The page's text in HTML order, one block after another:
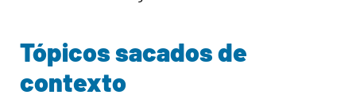
Tópicos sacados de
contexto